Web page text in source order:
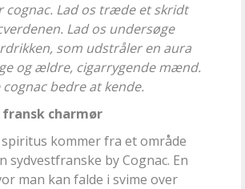
cognac. Lad os træde et skridt
Lad os undersøge
som udstråler en aura
og ældre, cigarrygende mænd.
bedre at kende.
fransk charmør
kommer fra et område
sydvestfranske by Cognac. En
man kan falde i svime over